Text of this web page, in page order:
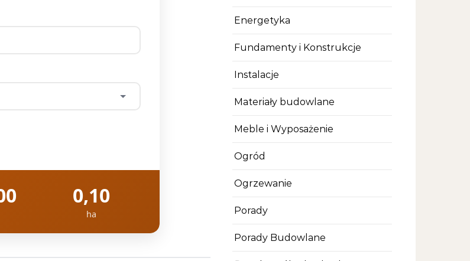
0,10
ha
Energetyka
Fundamenty i Konstrukcje
Instalacje
Materiały budowlane
Meble i Wyposażenie
Ogród
Ogrzewanie
Porady
Porady Budowlane